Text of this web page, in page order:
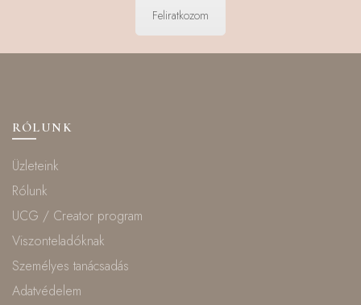
Feliratkozom
RÓLUNK
Üzleteink
Rólunk
UCG / Creator program
Viszonteladóknak
Személyes tanácsadás
Adatvédelem